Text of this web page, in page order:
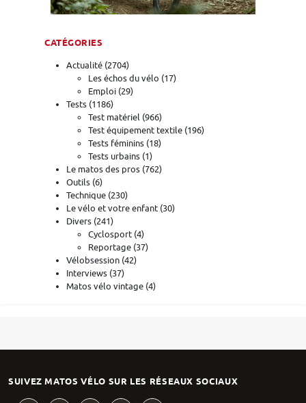
CATÉGORIES
Actualité (2704)
Les échos du vélo (17)
Emploi (29)
Tests (1186)
Test matériel (966)
Test équipement textile (196)
Tests féminins (18)
Tests urbains (1)
Le matos des pros (762)
Outils (6)
Technique (230)
Le vélo et votre enfant (30)
Divers (241)
Cyclosport (4)
Reportage (37)
Vélobsession (42)
Interviews (37)
Matos vélo vintage (4)
SUIVEZ MATOS VÉLO SUR LES RÉSEAUX SOCIAUX